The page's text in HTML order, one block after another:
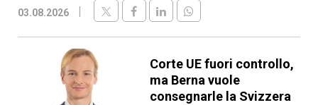
03.08.2026
Corte UE fuori controllo,
ma Berna vuole
consegnarle la Svizzera